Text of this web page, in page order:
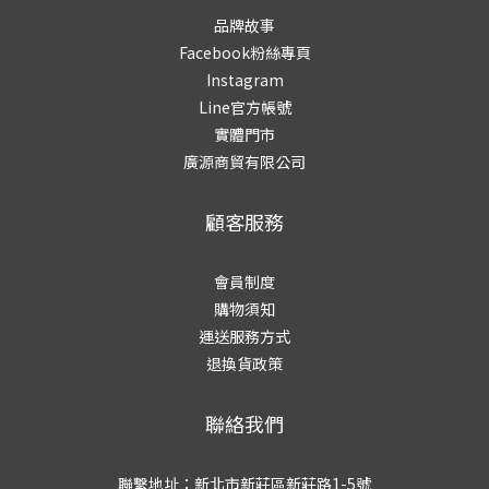
品牌故事
Facebook粉絲專頁
Instagram
Line官方帳號
實體門市
廣源商貿有限公司
顧客服務
會員制度
購物須知
運送服務方式
退換貨政策
聯絡我們
聯繫地址：新北市新莊區新莊路1-5號